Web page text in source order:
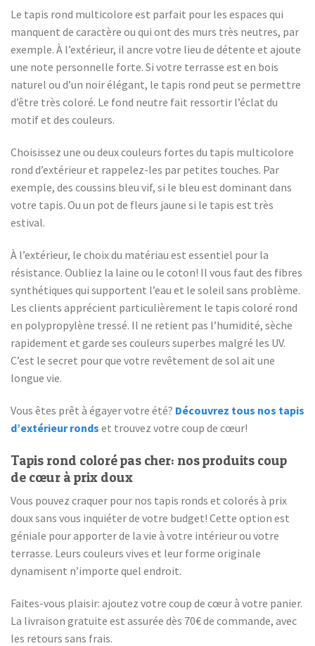
Le tapis rond multicolore est parfait pour les espaces qui
manquent de caractère ou qui ont des murs très neutres, par
exemple. À l’extérieur, il ancre votre lieu de détente et ajoute
une note personnelle forte. Si votre terrasse est en bois
naturel ou d’un noir élégant, le tapis rond peut se permettre
d’être très coloré. Le fond neutre fait ressortir l’éclat du
motif et des couleurs.
Choisissez une ou deux couleurs fortes du tapis multicolore
rond d’extérieur et rappelez-les par petites touches. Par
exemple, des coussins bleu vif, si le bleu est dominant dans
votre tapis. Ou un pot de fleurs jaune si le tapis est très
estival.
À l’extérieur, le choix du matériau est essentiel pour la
résistance. Oubliez la laine ou le coton! Il vous faut des fibres
synthétiques qui supportent l’eau et le soleil sans problème.
Les clients apprécient particulièrement le tapis coloré rond
en polypropylène tressé. Il ne retient pas l’humidité, sèche
rapidement et garde ses couleurs superbes malgré les UV.
C’est le secret pour que votre revêtement de sol ait une
longue vie.
Vous êtes prêt à égayer votre été? Découvrez tous nos tapis
d’extérieur ronds et trouvez votre coup de cœur!
Tapis rond coloré pas cher: nos produits coup
de cœur à prix doux
Vous pouvez craquer pour nos tapis ronds et colorés à prix
doux sans vous inquiéter de votre budget! Cette option est
géniale pour apporter de la vie à votre intérieur ou votre
terrasse. Leurs couleurs vives et leur forme originale
dynamisent n’importe quel endroit.
Faites-vous plaisir: ajoutez votre coup de cœur à votre panier.
La livraison gratuite est assurée dès 70€ de commande, avec
les retours sans frais.